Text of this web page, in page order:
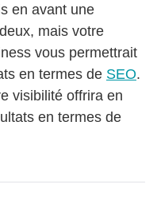
en avant une
mais votre
vous permettrait
en termes de SEO.
visibilité offrira en
en termes de